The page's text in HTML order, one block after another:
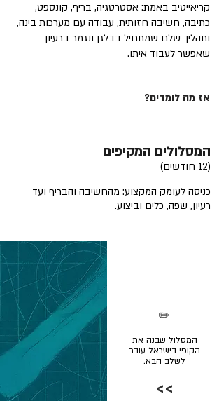
קריאייטיב באמת: אסטרטגיה, בריף, קונספט,
כתיבה, חשיבה חזותית, עבודה עם מערכות בינה,
ותהליך שלם שמתחיל בבלגן ונגמר ברעיון
שאפשר לעבוד איתו.
אז מה לומדים?
המסלולים המקיפים
(12 חודשים)
כניסה לעומק המקצוע: מהחשיבה והבריף ועד
רעיון, שפה, כלים וביצוע.
המסלול שבנה את
הקופי בישראל עובר
לשלב הבא.
✏️
>>